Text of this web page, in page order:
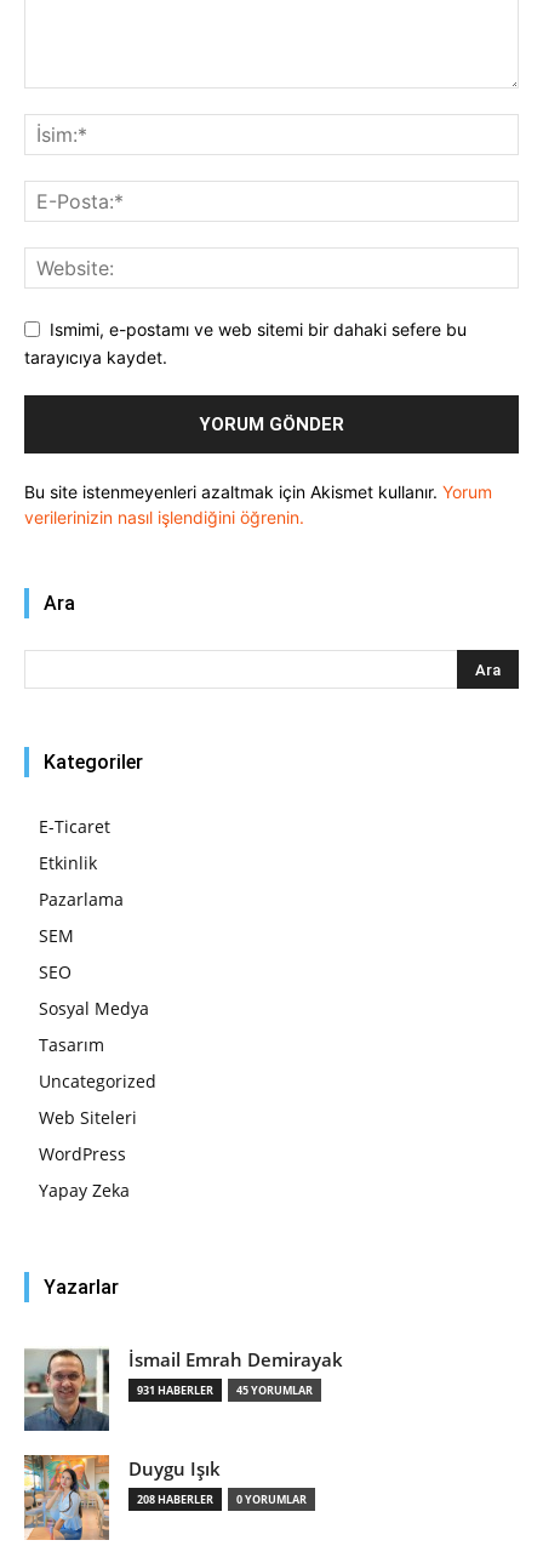
Ismimi, e-postamı ve web sitemi bir dahaki sefere bu
tarayıcıya kaydet.
Bu site istenmeyenleri azaltmak için Akismet kullanır. Yorum
verilerinizin nasıl işlendiğini öğrenin.
Ara
Kategoriler
E-Ticaret
Etkinlik
Pazarlama
SEM
SEO
Sosyal Medya
Tasarım
Uncategorized
Web Siteleri
WordPress
Yapay Zeka
Yazarlar
İsmail Emrah Demirayak
931 HABERLER 45 YORUMLAR
Duygu Işık
208 HABERLER 0 YORUMLAR